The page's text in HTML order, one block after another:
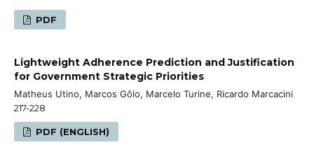
PDF
Lightweight Adherence Prediction and Justification
for Government Strategic Priorities
Matheus Utino, Marcos Gôlo, Marcelo Turine, Ricardo Marcacini
217-228
PDF (ENGLISH)